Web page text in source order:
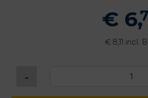
€ 6,
€8,11 incl.
-